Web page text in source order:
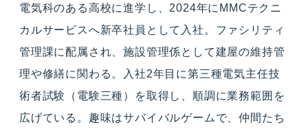
電気科のある高校に進学し、2024年にMMCテクニ
カルサービスへ新卒社員として入社。ファシリティ
管理課に配属され、施設管理係として建屋の維持管
理や修繕に関わる。入社2年目に第三種電気主任技
術者試験（電験三種）を取得し、順調に業務範囲を
広げている。趣味はサバイバルゲームで、仲間たち